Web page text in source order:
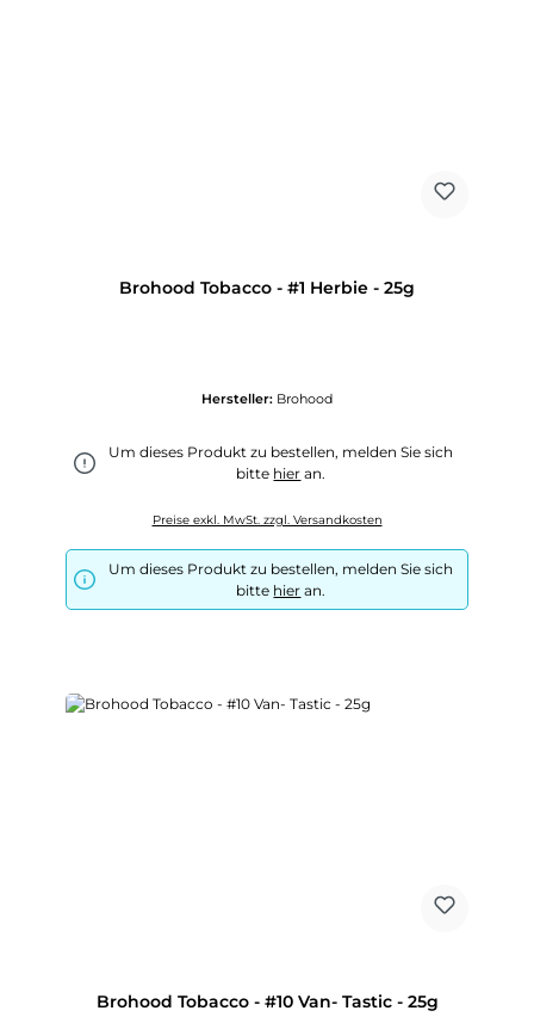
Brohood Tobacco - #1 Herbie - 25g
Hersteller: Brohood
Um dieses Produkt zu bestellen, melden Sie sich
bitte hier an.
Preise exkl. MwSt. zzgl. Versandkosten
Um dieses Produkt zu bestellen, melden Sie sich
bitte hier an.
Brohood Tobacco - #10 Van- Tastic - 25g